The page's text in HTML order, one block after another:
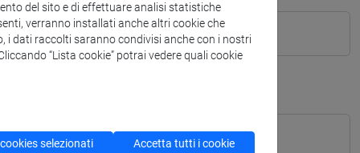
del sito e di effettuare analisi statistiche
verranno installati anche altri cookie che
i dati raccolti saranno condivisi anche con i nostri
“Lista cookie” potrai vedere quali cookie
selezionati Accetta tutti i cookie